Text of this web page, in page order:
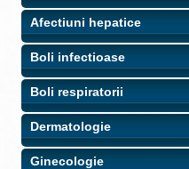
Afectiuni hepatice
Boli infectioase
Boli respiratorii
Dermatologie
Ginecologie